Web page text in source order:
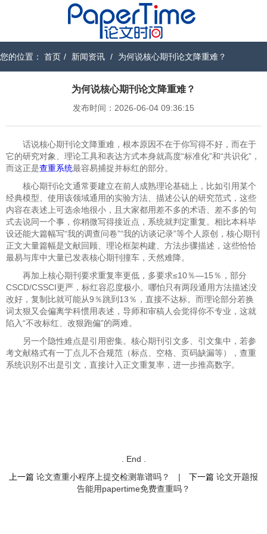
您的位置： 首页 / 新闻资讯 / 为何说核心期刊论文降重难？
为何说核心期刊论文降重难？
发布时间：2026-06-04 09:36:15
话说核心期刊论文降重难，根本原因不在于你写得不好，而在于
它的研究对象、理论工具和表达方式本身就高度“标准化”和“共识化”，
而这正是查重系统最容易捕捉并标红的部分。
核心期刊论文通常要建立在前人成熟理论基础上，比如引用某个
经典模型、使用该领域通用的实验方法、描述公认的研究范式，这些
内容在表述上可选余地很小，且大家都用差不多的术语、差不多的句
式去说同一个事，你稍微写得接近点，系统就判定重复。相比本科毕
设还能大篇幅写“我的调查问卷”“我的访谈记录”等个人原创，核心期刊
正文大量篇幅是文献回顾、理论框架构建、方法步骤描述，这些恰恰
最易与库中大量已发表核心期刊撞车，天然难降。
再加上核心期刊要求重复率更低，多要求≤10％—15％，部分
CSCD/CSSCI更严，标红容忍度极小。哪怕只有两段通用方法描述没
改好，复制比就可能从9％跳到13％，直接不达标。而理论部分若换
词太狠又会偏离学科惯用表述，导师和审稿人会觉得你不专业，这就
陷入“不改标红、改狠跑偏”的两难。
另一个隐性难点是引用密集。核心期刊引文多、引文集中，若参
考文献格式有一丁点儿不合规范（标点、空格、页码缺漏等），查重
系统识别不出是引文，直接计入正文重复率，进一步推高数字。
. End .
上一篇 论文查重小程序上提交检测靠谱吗？ | 下一篇 论文开题报
告能用papertime免费查重吗？